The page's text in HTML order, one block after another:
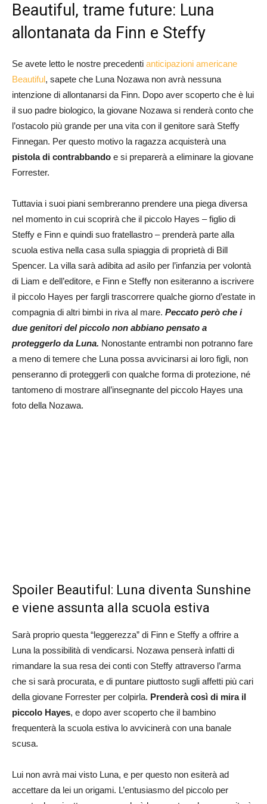
Beautiful, trame future: Luna
allontanata da Finn e Steffy
Se avete letto le nostre precedenti anticipazioni americane
Beautiful, sapete che Luna Nozawa non avrà nessuna
intenzione di allontanarsi da Finn. Dopo aver scoperto che è lui
il suo padre biologico, la giovane Nozawa si renderà conto che
l’ostacolo più grande per una vita con il genitore sarà Steffy
Finnegan. Per questo motivo la ragazza acquisterà una
pistola di contrabbando e si preparerà a eliminare la giovane
Forrester.
Tuttavia i suoi piani sembreranno prendere una piega diversa
nel momento in cui scoprirà che il piccolo Hayes – figlio di
Steffy e Finn e quindi suo fratellastro – prenderà parte alla
scuola estiva nella casa sulla spiaggia di proprietà di Bill
Spencer. La villa sarà adibita ad asilo per l’infanzia per volontà
di Liam e dell’editore, e Finn e Steffy non esiteranno a iscrivere
il piccolo Hayes per fargli trascorrere qualche giorno d’estate in
compagnia di altri bimbi in riva al mare. Peccato però che i
due genitori del piccolo non abbiano pensato a
proteggerlo da Luna. Nonostante entrambi non potranno fare
a meno di temere che Luna possa avvicinarsi ai loro figli, non
penseranno di proteggerli con qualche forma di protezione, né
tantomeno di mostrare all’insegnante del piccolo Hayes una
foto della Nozawa.
Spoiler Beautiful: Luna diventa Sunshine
e viene assunta alla scuola estiva
Sarà proprio questa “leggerezza” di Finn e Steffy a offrire a
Luna la possibilità di vendicarsi. Nozawa penserà infatti di
rimandare la sua resa dei conti con Steffy attraverso l’arma
che si sarà procurata, e di puntare piuttosto sugli affetti più cari
della giovane Forrester per colpirla. Prenderà così di mira il
piccolo Hayes, e dopo aver scoperto che il bambino
frequenterà la scuola estiva lo avvicinerà con una banale
scusa.
Lui non avrà mai visto Luna, e per questo non esiterà ad
accettare da lei un origami. L’entusiasmo del piccolo per